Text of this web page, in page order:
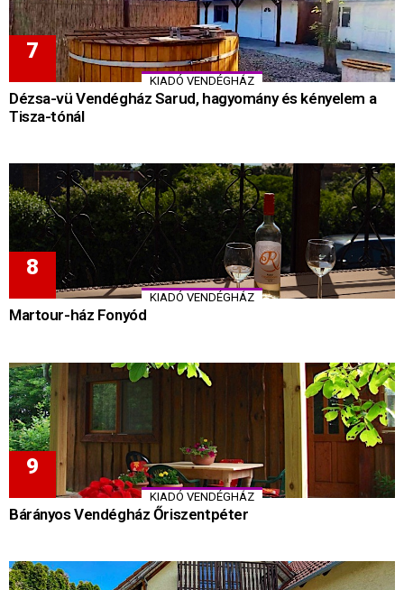
KIADÓ VENDÉGHÁZ
Dézsa-vü Vendégház Sarud, hagyomány és kényelem a
Tisza-tónál
KIADÓ VENDÉGHÁZ
Martour-ház Fonyód
KIADÓ VENDÉGHÁZ
Bárányos Vendégház Őriszentpéter